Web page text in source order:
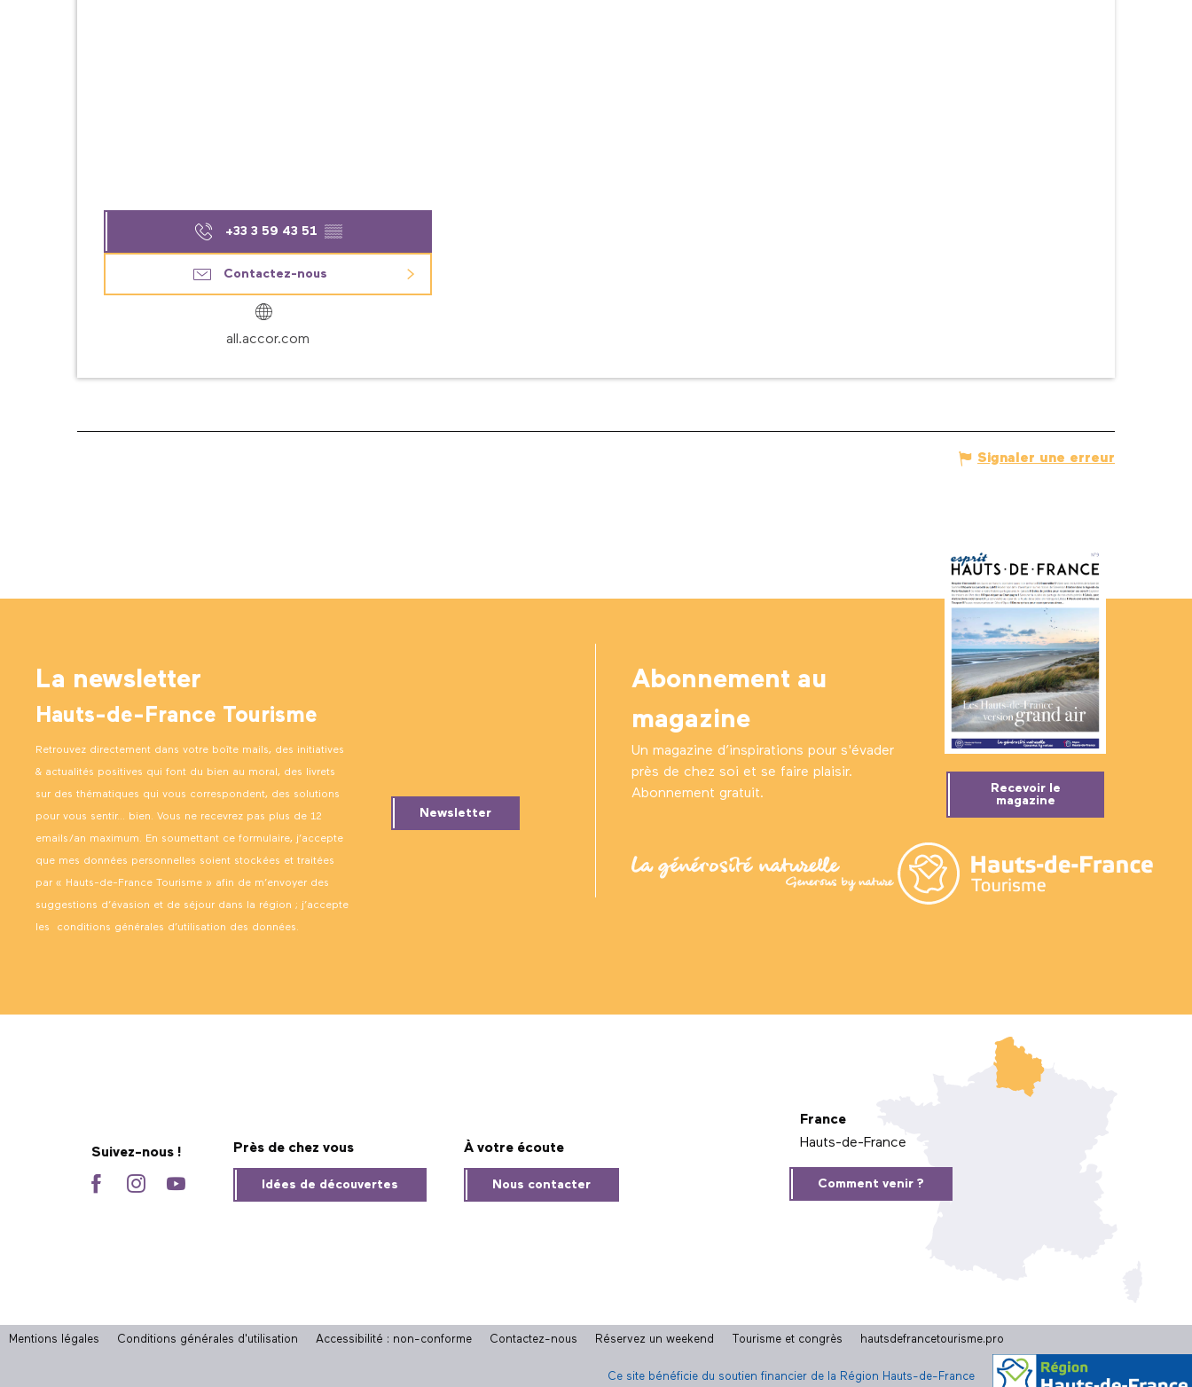
+33 3 59 43 51 ▒▒
Contactez-nous
all.accor.com
Signaler une erreur
La newsletter
Hauts-de-France Tourisme
Retrouvez directement dans votre boîte mails, des initiatives
& actualités positives qui font du bien au moral, des livrets
sur des thématiques qui vous correspondent, des solutions
pour vous sentir… bien. Vous ne recevrez pas plus de 12
emails/an maximum. En soumettant ce formulaire, j’accepte
que mes données personnelles soient stockées et traitées
par « Hauts-de-France Tourisme » afin de m’envoyer des
suggestions d’évasion et de séjour dans la région ; j’accepte
les conditions générales d’utilisation des données.
Newsletter
Abonnement au
magazine
Un magazine d’inspirations pour s'évader
près de chez soi et se faire plaisir.
Abonnement gratuit.
Recevoir le
magazine
Suivez-nous ! Près de chez vous
Idées de découvertes
À votre écoute
Nous contacter
France
Hauts-de-France
Comment venir ?
Mentions légales Conditions générales d'utilisation Accessibilité : non-conforme Contactez-nous Réservez un weekend Tourisme et congrès hautsdefrancetourisme.pro
Ce site bénéficie du soutien financier de la Région Hauts-de-France